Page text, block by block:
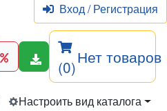
Вход/Регистрация
(0)Нет товаров
изолированный
Настроить вид каталога